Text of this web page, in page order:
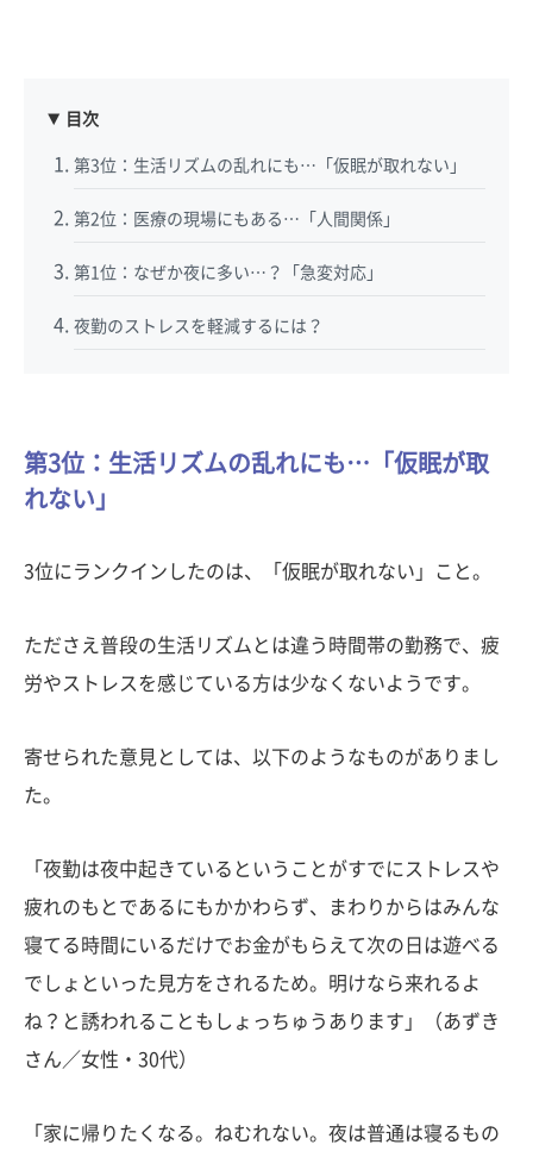
目次
第3位：生活リズムの乱れにも…「仮眠が取れない」
第2位：医療の現場にもある…「人間関係」
第1位：なぜか夜に多い…？「急変対応」
夜勤のストレスを軽減するには？
第3位：生活リズムの乱れにも…「仮眠が取
れない」
3位にランクインしたのは、「仮眠が取れない」こと。
たださえ普段の生活リズムとは違う時間帯の勤務で、疲
労やストレスを感じている方は少なくないようです。
寄せられた意見としては、以下のようなものがありまし
た。
「夜勤は夜中起きているということがすでにストレスや
疲れのもとであるにもかかわらず、まわりからはみんな
寝てる時間にいるだけでお金がもらえて次の日は遊べる
でしょといった見方をされるため。明けなら来れるよ
ね？と誘われることもしょっちゅうあります」（あずき
さん／女性・30代）
「家に帰りたくなる。ねむれない。夜は普通は寝るもの